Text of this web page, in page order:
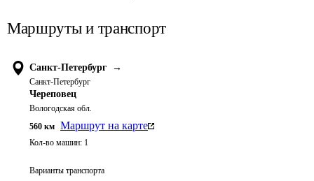
Маршруты и транспорт
Санкт-Петербург →
Санкт-Петербург
Череповец
Вологодская обл.
560 км Маршрут на карте
Кол-во машин: 1
Варианты транспорта